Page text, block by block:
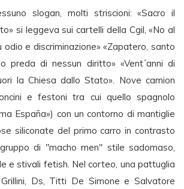
slogan, molti striscioni: «Sacro il
si leggeva sui cartelli della Cgil, «No al
odio e discriminazione» «Zapatero, santo
preda di nessun diritto» «Vent´anni di
la Chiesa dallo Stato». Nove camion
e festoni tra cui quello spagnolo
España») con un contorno di mantiglie
siliconate del primo carro in contrasto
di "macho men" stile sadomaso,
e stivali fetish. Nel corteo, una pattuglia
Ds, Titti De Simone e Salvatore